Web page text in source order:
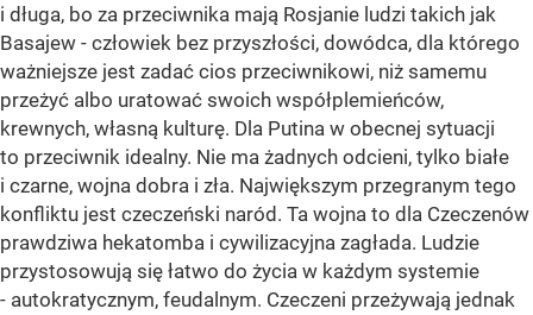
i długa, bo za przeciwnika mają Rosjanie ludzi takich jak
Basajew - człowiek bez przyszłości, dowódca, dla którego
ważniejsze jest zadać cios przeciwnikowi, niż samemu
przeżyć albo uratować swoich współplemieńców,
krewnych, własną kulturę. Dla Putina w obecnej sytuacji
to przeciwnik idealny. Nie ma żadnych odcieni, tylko białe
i czarne, wojna dobra i zła. Największym przegranym tego
konfliktu jest czeczeński naród. Ta wojna to dla Czeczenów
prawdziwa hekatomba i cywilizacyjna zagłada. Ludzie
przystosowują się łatwo do życia w każdym systemie
- autokratycznym, feudalnym. Czeczeni przeżywają jednak